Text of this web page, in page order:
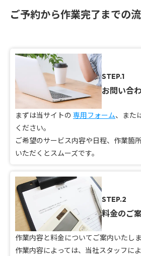
ご予約から作業完了までの
STEP.1
お問い合
まずは当サイトの 専用フォーム、また
ください。
ご希望のサービス内容や日程、作業箇
いただくとスムーズです。
STEP.2
料金のご
作業内容と料金についてご案内いたしま
作業内容によっては、当社スタッフに